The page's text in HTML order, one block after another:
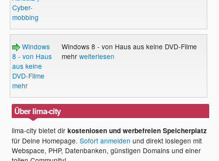
Cyber-
mobbing
Windows
8 - von Haus
aus keine
DVD-Filme
mehr
Windows 8 - von Haus aus keine DVD-Filme
mehr weiterlesen
Über lima-city
lima-city bietet dirkostenlosen und werbefreien Speicherplatz
für Deine Homepage.Sofort anmelden und direkt loslegen mit
Webspace, PHP, Datenbanken, günstigen Domains und einer